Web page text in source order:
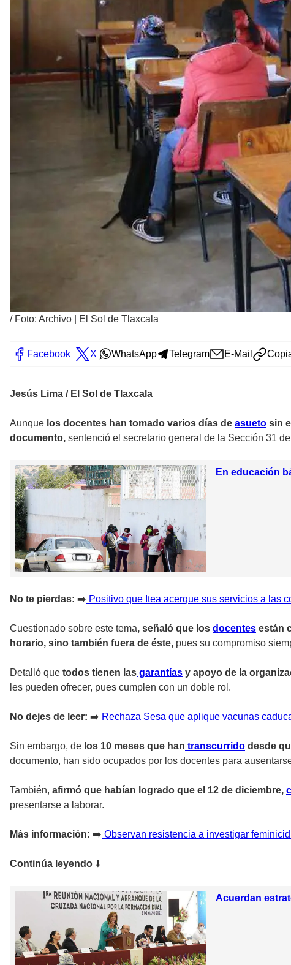
/ Foto: Archivo | El Sol de Tlaxcala
Facebook X WhatsApp Telegram E-Mail
Jesús Lima / El Sol de Tlaxcala
Aunque los docentes han tomado varios días de asueto sin
documento, sentenció el secretario general de la Sección 31
En educación
No te pierdas: ➡️ Positivo que Itea acerque sus servicios a las
Cuestionado sobre este tema, señaló que los docentes están
horario, sino también fuera de éste, pues su compromiso
Detalló que todos tienen las garantías y apoyo de la
les pueden ofrecer, pues cumplen con un doble rol.
No dejes de leer: ➡️ Rechaza Sesa que aplique vacunas
Sin embargo, de los 10 meses que han transcurrido desde
documento, han sido ocupados por los docentes para
También, afirmó que habían logrado que el 12 de diciembre,
presentarse a laborar.
Más información: ➡️ Observan resistencia a investigar
Continúa leyendo ⬇️
Acuerdan